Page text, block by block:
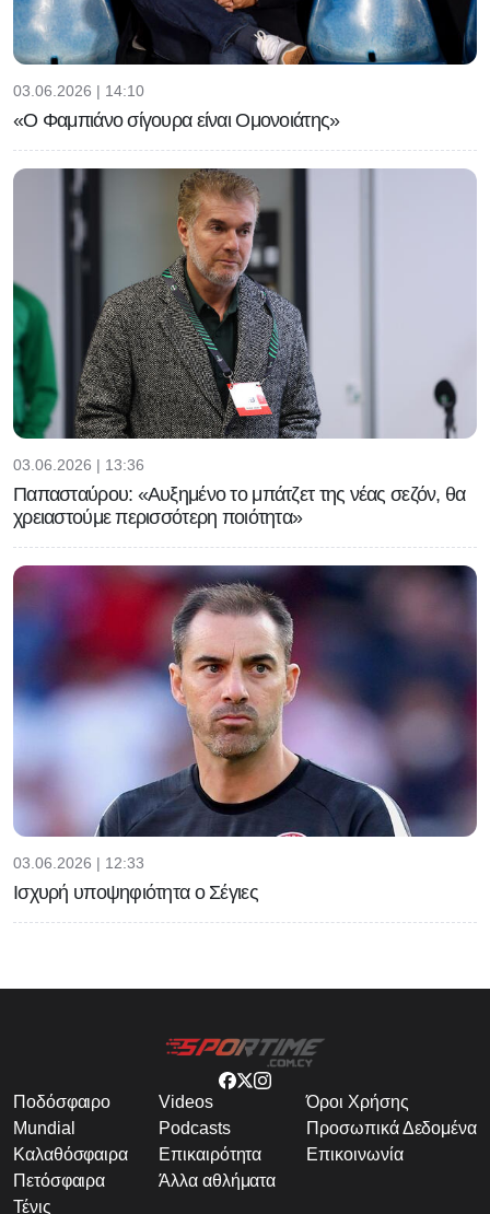
03.06.2026 | 14:10
«Ο Φαμπιάνο σίγουρα είναι Ομονοιάτης»
03.06.2026 | 13:36
Παπασταύρου: «Αυξημένο το μπάτζετ της νέας σεζόν, θα
χρειαστούμε περισσότερη ποιότητα»
03.06.2026 | 12:33
Ισχυρή υποψηφιότητα ο Σέγιες
Ποδόσφαιρο
Mundial
Καλαθόσφαιρα
Πετόσφαιρα
Τένις
Videos
Podcasts
Επικαιρότητα
Άλλα αθλήματα
Όροι Χρήσης
Προσωπικά Δεδομένα
Επικοινωνία